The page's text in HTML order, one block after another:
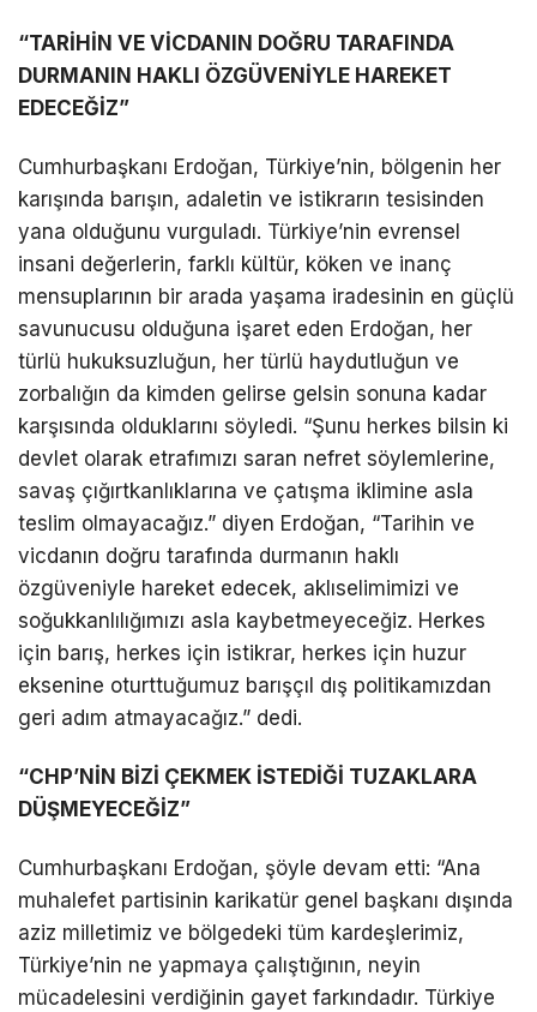
“TARİHİN VE VİCDANIN DOĞRU TARAFINDA
DURMANIN HAKLI ÖZGÜVENİYLE HAREKET
EDECEĞİZ”
Cumhurbaşkanı Erdoğan, Türkiye’nin, bölgenin her
karışında barışın, adaletin ve istikrarın tesisinden
yana olduğunu vurguladı. Türkiye’nin evrensel
insani değerlerin, farklı kültür, köken ve inanç
mensuplarının bir arada yaşama iradesinin en güçlü
savunucusu olduğuna işaret eden Erdoğan, her
türlü hukuksuzluğun, her türlü haydutluğun ve
zorbalığın da kimden gelirse gelsin sonuna kadar
karşısında olduklarını söyledi. “Şunu herkes bilsin ki
devlet olarak etrafımızı saran nefret söylemlerine,
savaş çığırtkanlıklarına ve çatışma iklimine asla
teslim olmayacağız.” diyen Erdoğan, “Tarihin ve
vicdanın doğru tarafında durmanın haklı
özgüveniyle hareket edecek, aklıselimimizi ve
soğukkanlılığımızı asla kaybetmeyeceğiz. Herkes
için barış, herkes için istikrar, herkes için huzur
eksenine oturttuğumuz barışçıl dış politikamızdan
geri adım atmayacağız.” dedi.
“CHP’NİN BİZİ ÇEKMEK İSTEDİĞİ TUZAKLARA
DÜŞMEYECEĞİZ”
Cumhurbaşkanı Erdoğan, şöyle devam etti: “Ana
muhalefet partisinin karikatür genel başkanı dışında
aziz milletimiz ve bölgedeki tüm kardeşlerimiz,
Türkiye’nin ne yapmaya çalıştığının, neyin
mücadelesini verdiğinin gayet farkındadır. Türkiye